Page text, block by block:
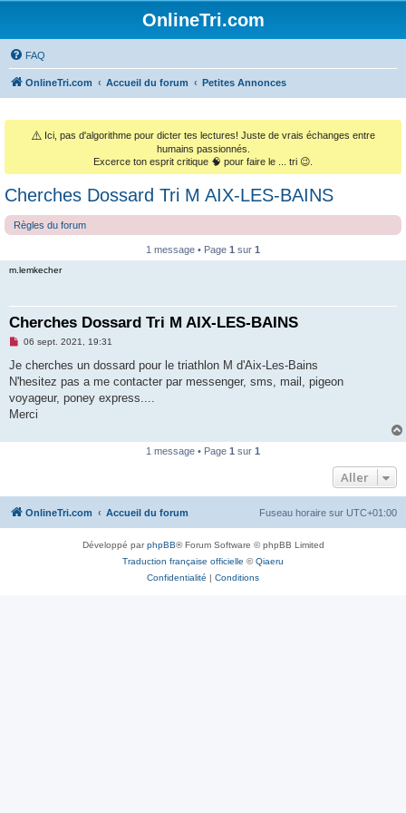
OnlineTri.com
FAQ
OnlineTri.com Accueil du forum Petites Annonces
⚠️ Ici, pas d'algorithme pour dicter tes lectures! Juste de vrais échanges entre
humains passionnés.
Excerce ton esprit critique 🧠 pour faire le ... tri 😉.
Cherches Dossard Tri M AIX-LES-BAINS
Règles du forum
1 message • Page 1 sur 1
m.lemkecher
Cherches Dossard Tri M AIX-LES-BAINS
M
s
a
g
e
n
06 sept. 2021, 19:31
Je cherches un dossard pour le triathlon M d'Aix-Les-Bains
N'hesitez pas a me contacter par messenger, sms, mail, pigeon
voyageur, poney express....
Merci
1 message • Page 1 sur 1
Aller
OnlineTri.com Accueil du forum Fuseau horaire sur UTC+01:00
Développé parphpBB® Forum Software © phpBB Limited
Traduction française officielle ©Qiaeru
Confidentialité | Conditions